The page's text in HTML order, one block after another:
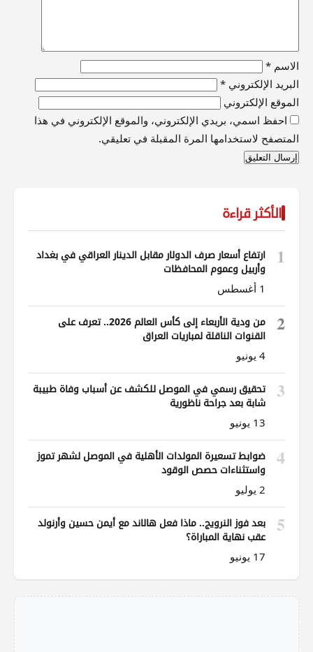
الاسم *
البريد الإلكتروني *
الموقع الإلكتروني
احفظ اسمي، بريدي الإلكتروني، والموقع الإلكتروني في هذا
المتصفح لاستخدامها المرة المقبلة في تعليقي.
الأكثر قراءة
1
ارتفاع أسعار صرف الدولار مقابل الدينار العراقي في بغداد
وأربيل وعموم المحافظات
1 أغسطس
2
من ودية الأربعاء إلى كأس العالم 2026.. تعرف على
القنوات الناقلة لمباريات العراق
4 يونيو
3
تحقيق رسمي في الموصل للكشف عن أسباب وفاة طبيبة
شابة بعد جراحة ناظورية
13 يونيو
4
ضوابط تسعيرة المولدات الأهلية في الموصل لشهر تموز
واستثناءات حصص الوقود
2 يوليو
5
بعد فوز النرويج.. ماذا فعل هالاند مع أيمن حسين وأرنولد
عقب نهاية المباراة؟
17 يونيو